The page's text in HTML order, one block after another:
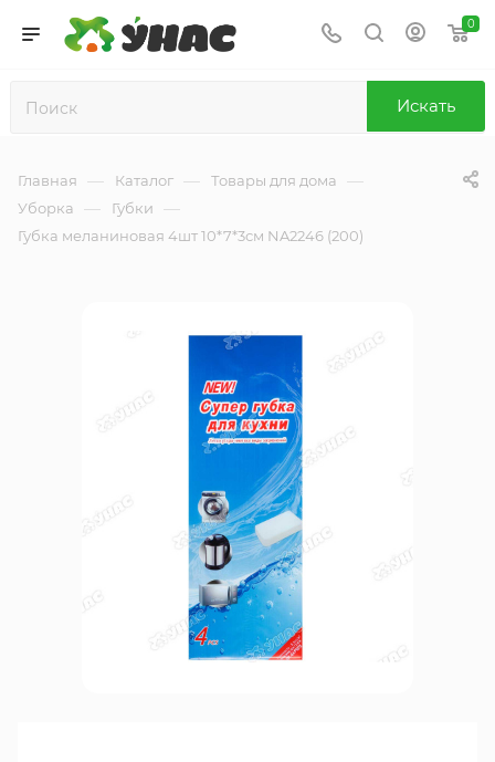
0
Искать
Главная — Каталог — Товары для дома —
Уборка — Губки —
Губка меланиновая 4шт 10*7*3см NA2246 (200)